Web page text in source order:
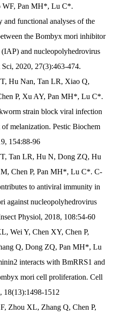
WF, Pan MH*, Lu C*.
and functional analyses of the
the Bombyx mori inhibitor
(IAP) and nucleopolyhedrovirus
2020, 27(3):463-474.
Hu Nan, Tan LR, Xiao Q,
P, Xu AY, Pan MH*, Lu C*.
strain block viral infection
of melanization. Pestic Biochem
154:88-96
Tan LR, Hu N, Dong ZQ, Hu
Chen P, Pan MH*, Lu C*. C-
to antiviral immunity in
against nucleopolyhedrovirus
Physiol, 2018, 108:54-60
Wei Y, Chen XY, Chen P,
Q, Dong ZQ, Pan MH*, Lu
interacts with BmRRS1 and
mori cell proliferation. Cell
18(13):1498-1512
Zhou XL, Zhang Q, Chen P,